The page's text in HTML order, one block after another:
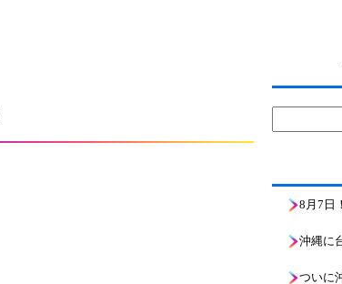
8月7日
沖縄に